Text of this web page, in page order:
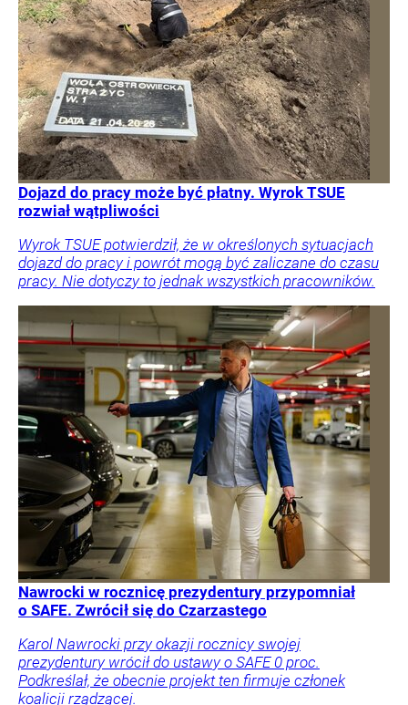
Dojazd do pracy może być płatny. Wyrok TSUE
rozwiał wątpliwości
Wyrok TSUE potwierdził, że w określonych sytuacjach
dojazd do pracy i powrót mogą być zaliczane do czasu
pracy. Nie dotyczy to jednak wszystkich pracowników.
Nawrocki w rocznicę prezydentury przypomniał
o SAFE. Zwrócił się do Czarzastego
Karol Nawrocki przy okazji rocznicy swojej
prezydentury wrócił do ustawy o SAFE 0 proc.
Podkreślał, że obecnie projekt ten firmuje członek
koalicji rządzącej.